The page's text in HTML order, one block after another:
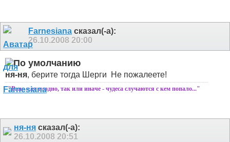
Farnesiana сказал(-а):
26.10.2008 20:00
ня-ня, берите тогда Шерги Не пожалеете!
"Рано или поздно, так или иначе - чудеса случаются с кем попало..."
ня-ня сказал(-а):
26.10.2008 20:51